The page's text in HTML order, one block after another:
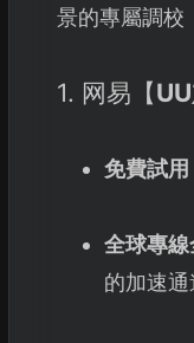
景的專屬調校
1. 网易【
免費試用
全球專
的加速